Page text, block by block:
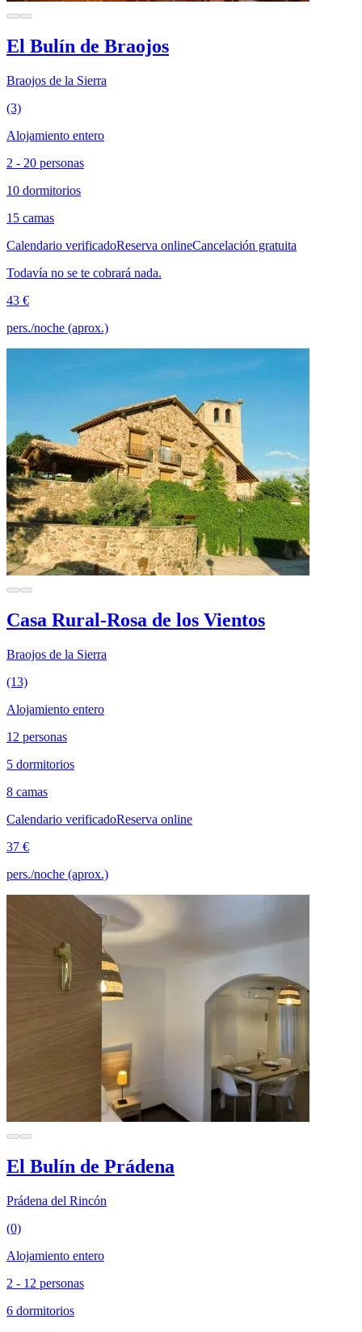
El Bulín de Braojos
Braojos de la Sierra
(3)
Alojamiento entero
2 - 20 personas
10 dormitorios
15 camas
Calendario verificadoReserva onlineCancelación gratuita
Todavía no se te cobrará nada.
43 €
pers./noche (aprox.)
Casa Rural-Rosa de los Vientos
Braojos de la Sierra
(13)
Alojamiento entero
12 personas
5 dormitorios
8 camas
Calendario verificadoReserva online
37 €
pers./noche (aprox.)
El Bulín de Prádena
Prádena del Rincón
(0)
Alojamiento entero
2 - 12 personas
6 dormitorios